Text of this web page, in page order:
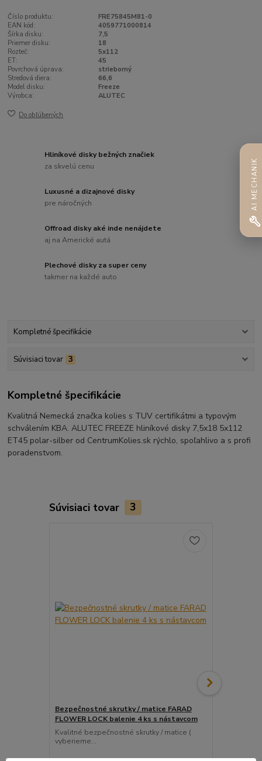
Číslo produktu:
FRE75845M81-0
EAN kód:
4059771000814
Šírka disku:
7,5
Priemer disku:
18
Rozteč:
5x112
ET:
45
Povrchová úprava:
strieborný
Stredová diera:
66,6
Model disku:
Freeze
Výrobca:
ALUTEC
Do obľúbených
Hliníkové disky bežných značiek
za skvelú cenu
Luxusné a dizajnové disky
pre náročných
Offroad disky aké inde nenájdete
aj na Americké autá
Plechové disky za super ceny
takmer na každé auto
Kompletné špecifikácie
Súvisiaci tovar 3
Kompletné špecifikácie
Kvalitná Nemecká značka kolies s TUV certifikátmi a typovým
schválením KBA. ALUTEC FREEZE hliníkové disky 7,5x18 5x112
ET45 polar-silber od CentrumKolies.sk rýchlo, spoľahlivo a s profi
poradenstvom.
Súvisiaci tovar 3
Bezpečnostné skrutky / matice FARAD
FLOWER LOCK balenie 4 ks s nástavcom
Kvalitné bezpečnostné skrutky / matice (
vyberieme...
AI MECHANIK